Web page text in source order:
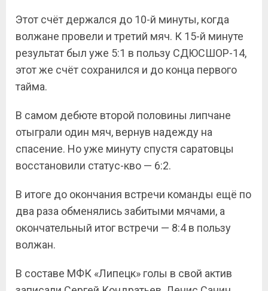
Этот счёт держался до 10-й минуты, когда
волжане провели и третий мяч. К 15-й минуте
результат был уже 5:1 в пользу СДЮСШОР-14,
этот же счёт сохранился и до конца первого
тайма.
В самом дебюте второй половины липчане
отыграли один мяч, вернув надежду на
спасение. Но уже минуту спустя саратовцы
восстановили статус-кво — 6:2.
В итоге до окончания встречи команды ещё по
два раза обменялись забитыми мячами, а
окончательный итог встречи — 8:4 в пользу
волжан.
В составе МФК «Липецк» голы в свой актив